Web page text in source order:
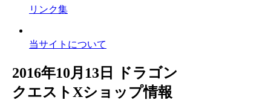
リンク集
当サイトについて
2016年10月13日 ドラゴン
クエストXショップ情報